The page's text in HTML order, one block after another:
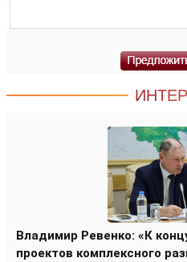
Владимир Ревенко: «К
проектов комплексного